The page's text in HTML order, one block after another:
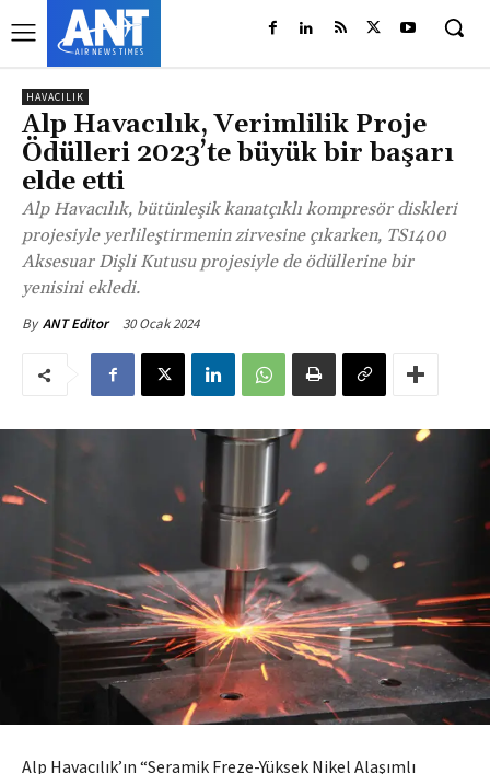
HAVACILIK
Alp Havacılık, Verimlilik Proje
Ödülleri 2023’te büyük bir başarı
elde etti
Alp Havacılık, bütünleşik kanatçıklı kompresör diskleri
projesiyle yerlileştirmenin zirvesine çıkarken, TS1400
Aksesuar Dişli Kutusu projesiyle de ödüllerine bir
yenisini ekledi.
By ANT Editor 30 Ocak 2024
Alp Havacılık’ın “Seramik Freze-Yüksek Nikel Alaşımlı